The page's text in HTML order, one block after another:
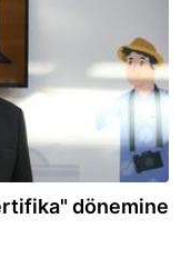
dönemine